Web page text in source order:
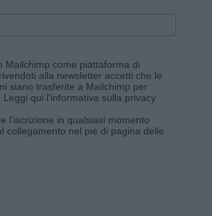
Mailchimp come piattaforma di
alla newsletter accetti che le
siano trasferite a Mailchimp per
Leggi qui l'informativa sulla privacy
l'iscrizione in qualsiasi momento
collegamento nel piè di pagina delle